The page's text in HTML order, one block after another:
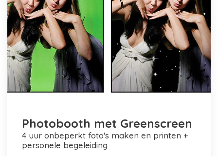
Photobooth met Greenscreen
4 uur onbeperkt foto's maken en printen +
personele begeleiding